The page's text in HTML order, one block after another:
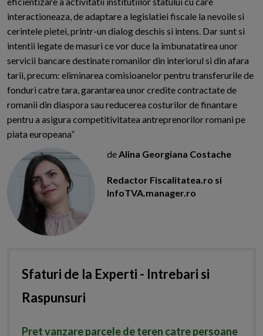
interactioneaza, de adaptare a legislatiei fiscale la nevoile si
cerintele pietei, printr-un dialog deschis si intens. Dar sunt si
intentii legate de masuri ce vor duce la imbunatatirea unor
servicii bancare destinate romanilor din interiorul si din afara
tarii, precum: eliminarea comisioanelor pentru transferurile de
fonduri catre tara, garantarea unor credite contractate de
romanii din diaspora sau reducerea costurilor de finantare
pentru a asigura competitivitatea antreprenorilor romani pe
piata europeana”
deAlina Georgiana Costache
Redactor Fiscalitatea.ro si
InfoTVA.manager.ro
Sfaturi de la Experti - Intrebari si
Raspunsuri
Pret vanzare parcele de teren catre persoane